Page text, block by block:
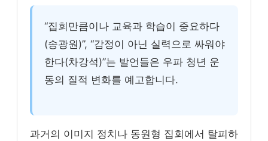
“집회만큼이나 교육과 학습이 중요하다
(송광원)”, “감정이 아닌 실력으로 싸워야
한다(차강석)”는 발언들은 우파 청년 운
동의 질적 변화를 예고합니다.
과거의 이미지 정치나 동원형 집회에서 탈피하